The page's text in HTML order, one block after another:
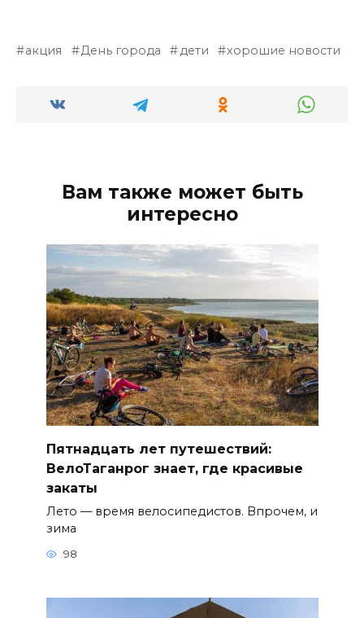
акция День города дети хорошие новости
Вам также может быть
интересно
Пятнадцать лет путешествий:
ВелоТаганрог знает, где красивые
закаты
Лето — время велосипедистов. Впрочем, и
зима
98